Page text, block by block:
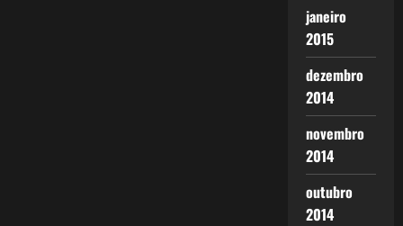
janeiro
2015
dezembro
2014
novembro
2014
outubro
2014